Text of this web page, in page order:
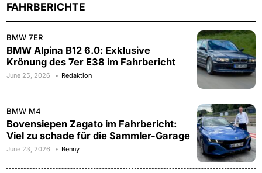
FAHRBERICHTE
BMW 7ER
BMW Alpina B12 6.0: Exklusive
Krönung des 7er E38 im Fahrbericht
June 25, 2026 Redaktion
BMW M4
Bovensiepen Zagato im Fahrbericht:
Viel zu schade für die Sammler-Garage
June 23, 2026 Benny